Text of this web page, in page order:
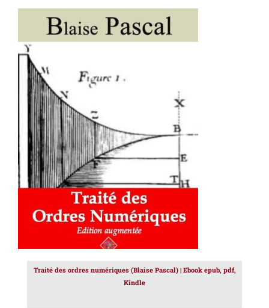
AJOUTER AU PANIER / DÉTAILS
Traité des ordres numériques (Blaise Pascal) | Ebook epub, pdf,
Kindle